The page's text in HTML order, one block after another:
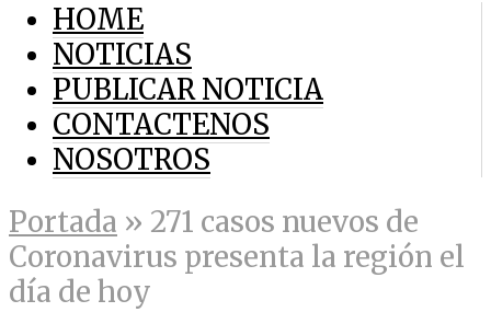
HOME
NOTICIAS
PUBLICAR NOTICIA
CONTACTENOS
NOSOTROS
Portada » 271 casos nuevos de
Coronavirus presenta la región el
día de hoy